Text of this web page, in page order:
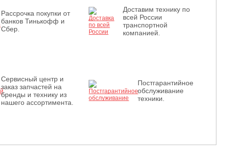
Рассрочка покупки от
банков Тинькофф и
Сбер.
Доставим технику по
всей России
транспортной
компанией.
Сервисный центр и
заказ запчастей на
бренды и технику из
нашего ассортимента.
Постгарантийное
обслуживание
техники.